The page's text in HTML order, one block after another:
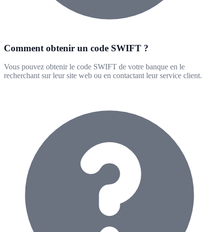
Comment obtenir un code SWIFT ?
Vous pouvez obtenir le code SWIFT de votre banque en le
recherchant sur leur site web ou en contactant leur service client.